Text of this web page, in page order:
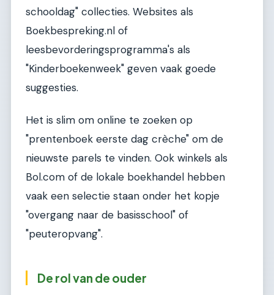
schooldag" collecties. Websites als
Boekbespreking.nl of
leesbevorderingsprogramma's als
"Kinderboekenweek" geven vaak goede
suggesties.
Het is slim om online te zoeken op
"prentenboek eerste dag crèche" om de
nieuwste parels te vinden. Ook winkels als
Bol.com of de lokale boekhandel hebben
vaak een selectie staan onder het kopje
"overgang naar de basisschool" of
"peuteropvang".
De rol van de ouder